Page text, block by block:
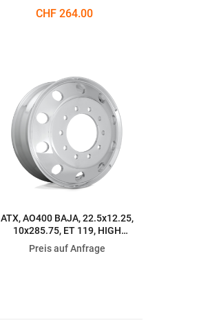
CHF 264.00
ATX, AO400 BAJA, 22.5x12.25,
10x285.75, ET 119, HIGH
LUSTER POLISHED
Preis auf Anfrage